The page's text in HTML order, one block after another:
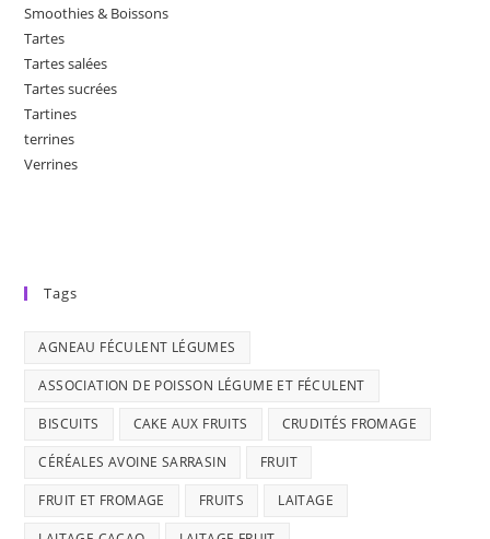
Smoothies & Boissons
Tartes
Tartes salées
Tartes sucrées
Tartines
terrines
Verrines
Tags
AGNEAU FÉCULENT LÉGUMES
ASSOCIATION DE POISSON LÉGUME ET FÉCULENT
BISCUITS CAKE AUX FRUITS CRUDITÉS FROMAGE
CÉRÉALES AVOINE SARRASIN FRUIT
FRUIT ET FROMAGE FRUITS LAITAGE